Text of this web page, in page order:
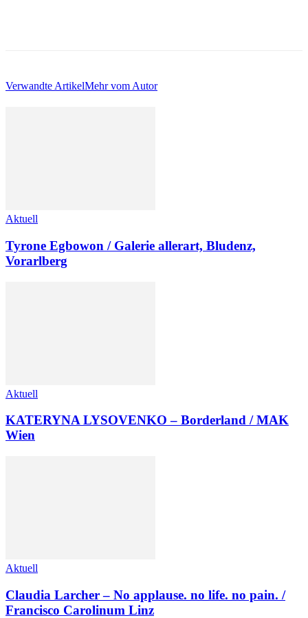
Verwandte ArtikelMehr vom Autor
Aktuell
Tyrone Egbowon / Galerie allerart, Bludenz,
Vorarlberg
Aktuell
KATERYNA LYSOVENKO – Borderland / MAK
Wien
Aktuell
Claudia Larcher – No applause. no life. no pain. /
Francisco Carolinum Linz